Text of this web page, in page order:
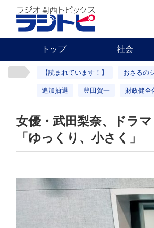
トップ 社会
【読まれています！】 おさるの
追加抽選 豊田賀一 財政健全
女優・武田梨奈、ドラ
「ゆっくり、小さく」